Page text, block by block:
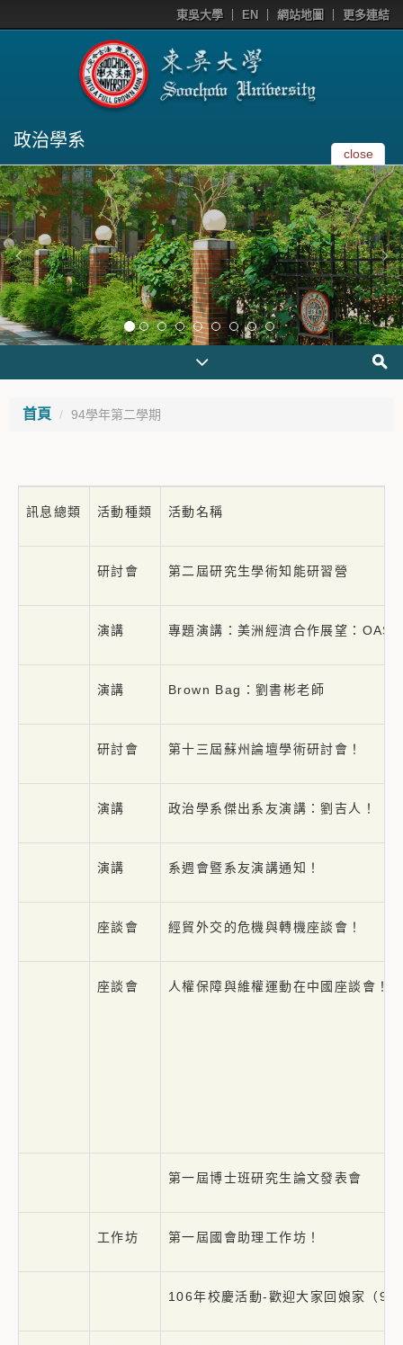
東吳大學 EN 網站地圖 更多連結
政治學系
close
首頁 94學年第二學期
訊息總類 活動種類 活動名稱
研討會 第二屆研究生學術知能研習營
演講 專題演講：美洲經濟合作展望：OAS
演講 Brown Bag：劉書彬老師
研討會 第十三屆蘇州論壇學術研討會！
演講 政治學系傑出系友演講：劉吉人！
演講 系週會暨系友演講通知！
座談會 經貿外交的危機與轉機座談會！
座談會 人權保障與維權運動在中國座談會！
第一屆博士班研究生論文發表會
工作坊 第一屆國會助理工作坊！
106年校慶活動-歡迎大家回娘家（95